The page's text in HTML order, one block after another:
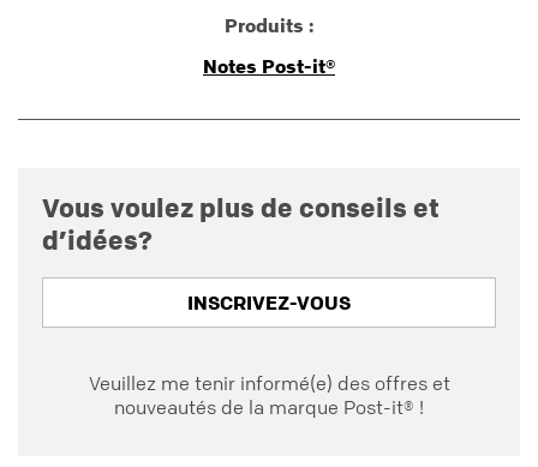
Produits :
Notes Post-it®
Vous voulez plus de conseils et
d’idées?
INSCRIVEZ-VOUS
Veuillez me tenir informé(e) des offres et
nouveautés de la marque Post-it® !